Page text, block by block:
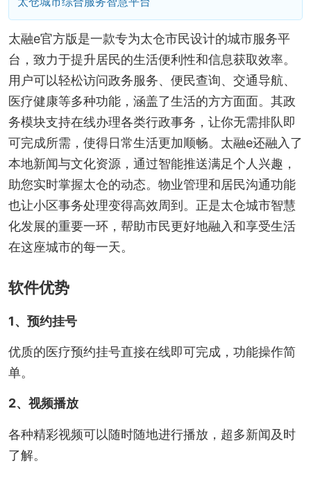
太融e官方版是一款专为太仓市民设计的城市服务平
台，致力于提升居民的生活便利性和信息获取效率。
用户可以轻松访问政务服务、便民查询、交通导航、
医疗健康等多种功能，涵盖了生活的方方面面。其政
务模块支持在线办理各类行政事务，让你无需排队即
可完成所需，使得日常生活更加顺畅。太融e还融入了
本地新闻与文化资源，通过智能推送满足个人兴趣，
助您实时掌握太仓的动态。物业管理和居民沟通功能
也让小区事务处理变得高效周到。正是太仓城市智慧
化发展的重要一环，帮助市民更好地融入和享受生活
在这座城市的每一天。
软件优势
1、预约挂号
优质的医疗预约挂号直接在线即可完成，功能操作简
单。
2、视频播放
各种精彩视频可以随时随地进行播放，超多新闻及时
了解。